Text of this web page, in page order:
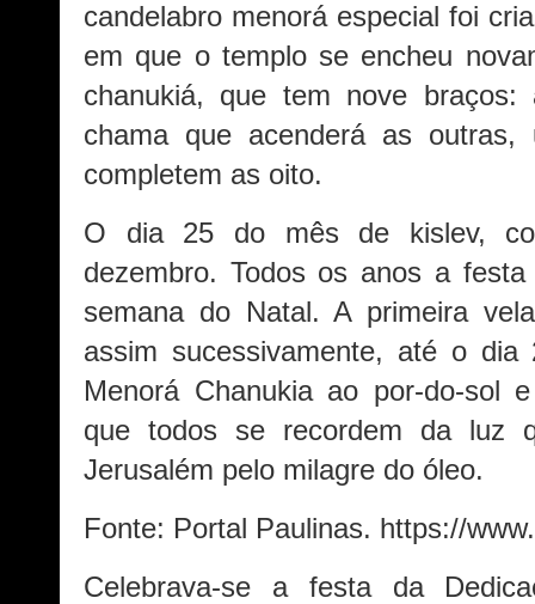
candelabro menorá especial foi
em que o templo se encheu
chanukiá, que tem nove
chama que acenderá as
completem as oito.
O dia 25 do mês de kislev,
dezembro. Todos os anos a
semana do Natal. A primeira
assim sucessivamente, até o
Menorá Chanukia ao por-do-sol
que todos se recordem da luz
Jerusalém pelo milagre do óleo.
Fonte: Portal Paulinas. https://
Celebrava-se a festa da